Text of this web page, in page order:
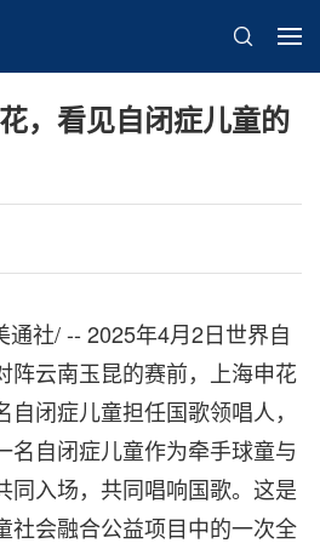
，看见自闭症儿童的
通社/ -- 2025年4月2日世界自
阵云南玉昆的赛前，上海申花
闭症儿童担任国歌领唱人，
名自闭症儿童作为牵手球童与
同入场，共同唱响国歌。这是
社会融合公益项目中的一次全